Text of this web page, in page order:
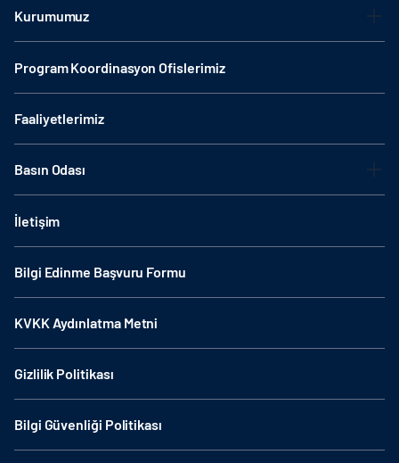
Kurumumuz
Program Koordinasyon Ofislerimiz
Faaliyetlerimiz
Basın Odası
İletişim
Bilgi Edinme Başvuru Formu
KVKK Aydınlatma Metni
Gizlilik Politikası
Bilgi Güvenliği Politikası